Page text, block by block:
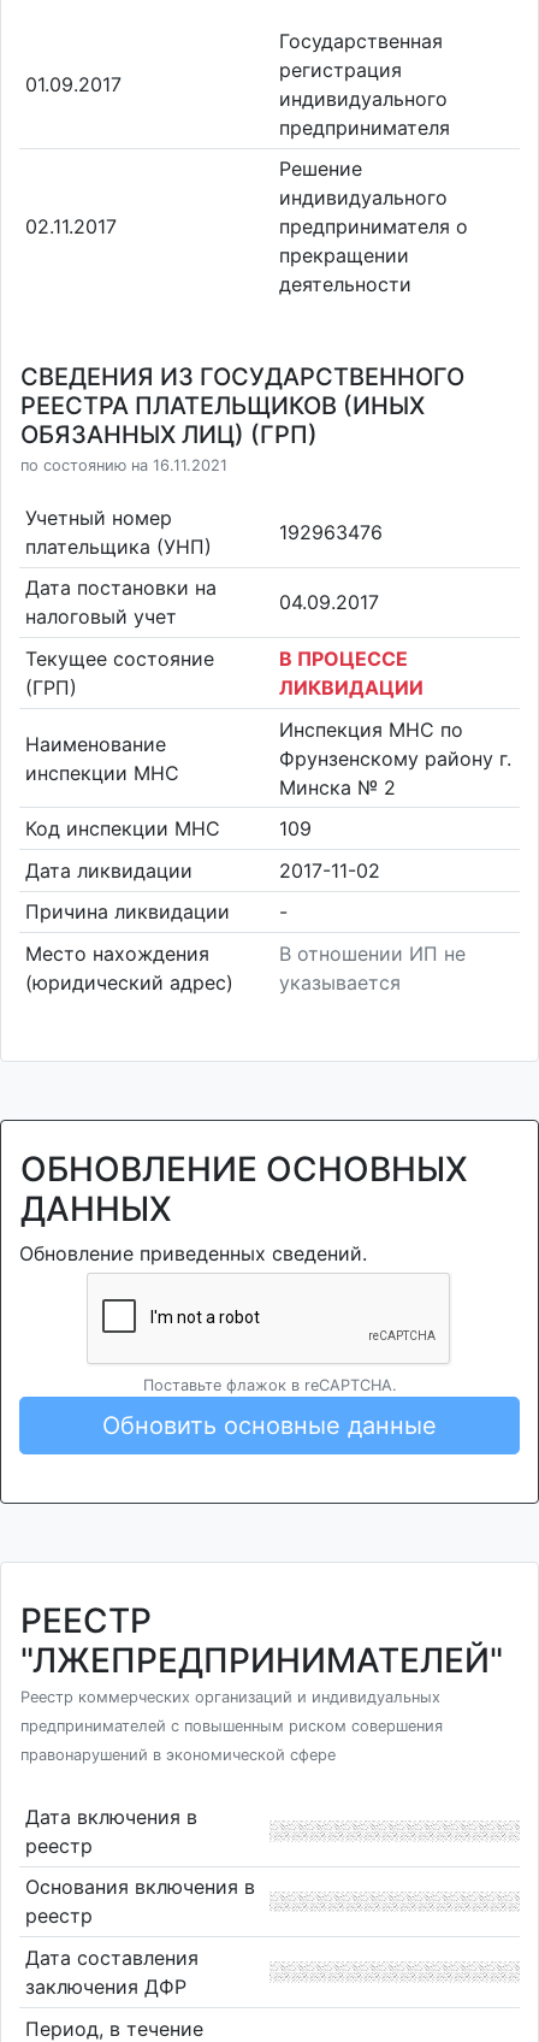
01.09.2017
Государственная
регистрация
индивидуального
предпринимателя
02.11.2017
Решение
индивидуального
предпринимателя о
прекращении
деятельности
СВЕДЕНИЯ ИЗ ГОСУДАРСТВЕННОГО
РЕЕСТРА ПЛАТЕЛЬЩИКОВ (ИНЫХ
ОБЯЗАННЫХ ЛИЦ) (ГРП)
по состоянию на 16.11.2021
Учетный номер
плательщика (УНП)
192963476
Дата постановки на
налоговый учет
04.09.2017
Текущее состояние
(ГРП)
В ПРОЦЕССЕ
ЛИКВИДАЦИИ
Наименование
инспекции МНС
Инспекция МНС по
Фрунзенскому району г.
Минска № 2
Код инспекции МНС
109
Дата ликвидации
2017-11-02
Причина ликвидации
-
Место нахождения
(юридический адрес)
В отношении ИП не
указывается
ОБНОВЛЕНИЕ ОСНОВНЫХ
ДАННЫХ
Обновление приведенных сведений.
Поставьте флажок в reCAPTCHA.
Обновить основные данные
РЕЕСТР
"ЛЖЕПРЕДПРИНИМАТЕЛЕЙ"
Реестр коммерческих организаций и индивидуальных
предпринимателей с повышенным риском совершения
правонарушений в экономической сфере
Дата включения в
реестр
Основания включения в
реестр
Дата составления
заключения ДФР
Период, в течение